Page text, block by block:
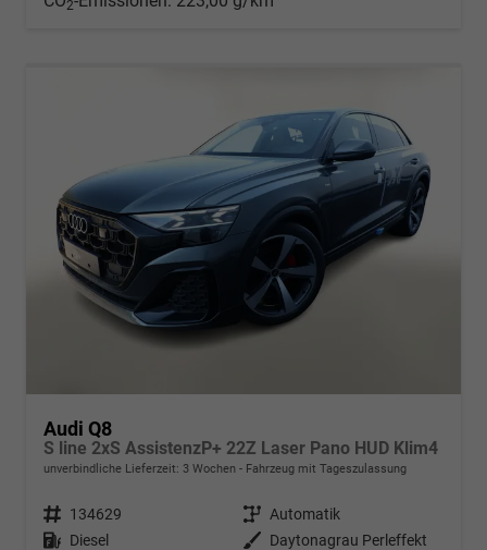
2
Audi Q8
S line 2xS AssistenzP+ 22Z Laser Pano HUD Klim4
unverbindliche Lieferzeit: 3 Wochen Fahrzeug mit Tageszulassung
Fahrzeugnr. 134629 Getriebe Automatik
Kraftstoff Diesel Außenfarbe Daytonagrau Perleffekt